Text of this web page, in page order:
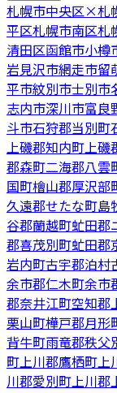
札幌市中央区×札
平区札幌市南区札
清田区函館市小樽
岩見沢市網走市留
平市紋別市士別市
志内市深川市富良
斗市石狩郡当別町
上磯郡知内町上磯
郡森町二海郡八雲
国町檜山郡厚沢部
久遠郡せたな町島
谷郡蘭越町虻田郡
郡喜茂別町虻田郡
岩内町古宇郡泊村
余市郡仁木町余市
郡奈井江町空知郡
栗山町樺戸郡月形
背牛町雨竜郡秩父
町上川郡鷹栖町上
川郡愛別町上川郡